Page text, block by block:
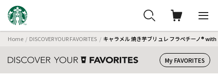
Home DISCOVER YOUR FAVORITES キャラメル 焼き芋ブリュレ フラペチーノ®
My FAVORITES